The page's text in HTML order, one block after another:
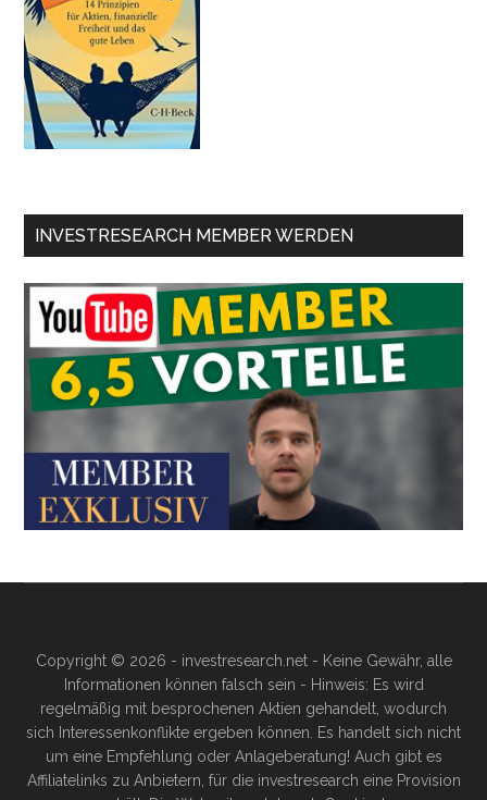
INVESTRESEARCH MEMBER WERDEN
Copyright © 2026 - investresearch.net - Keine Gewähr, alle
Informationen können falsch sein - Hinweis: Es wird
regelmäßig mit besprochenen Aktien gehandelt, wodurch
sich Interessenkonflikte ergeben können. Es handelt sich nicht
um eine Empfehlung oder Anlageberatung! Auch gibt es
Affiliatelinks zu Anbietern, für die investresearch eine Provision